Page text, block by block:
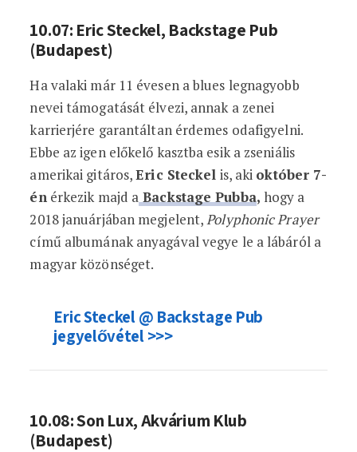
10.07: Eric Steckel, Backstage Pub
(Budapest)
Ha valaki már 11 évesen a blues legnagyobb
nevei támogatását élvezi, annak a zenei
karrierjére garantáltan érdemes odafigyelni.
Ebbe az igen előkelő kasztba esik a zseniális
amerikai gitáros,Eric Steckel is, aki október 7-
énérkezik majd a Backstage Pubba, hogy a
2018 januárjában megjelent,Polyphonic Prayer
című albumának anyagával vegye le a lábáról a
magyar közönséget.
Eric Steckel @ Backstage Pub
jegyelővétel >>>
10.08: Son Lux, Akvárium Klub
(Budapest)